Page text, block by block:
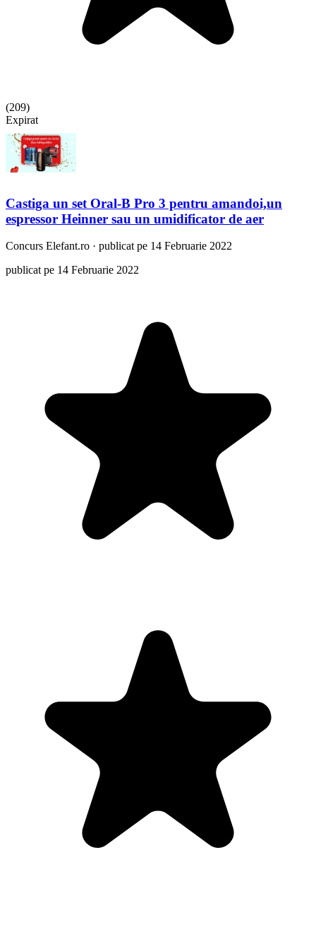
(209)
Expirat
Castiga un set Oral-B Pro 3 pentru amandoi,un
espressor Heinner sau un umidificator de aer
Concurs Elefant.ro · publicat pe 14 Februarie 2022
publicat pe 14 Februarie 2022